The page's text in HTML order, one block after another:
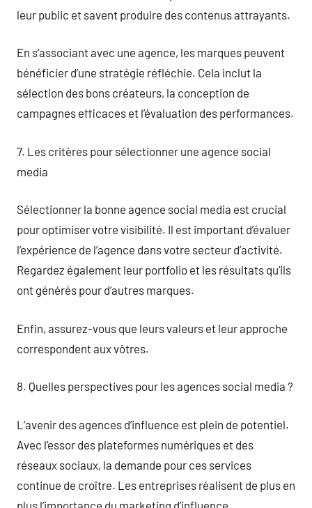
leur public et savent produire des contenus attrayants.
En s’associant avec une agence, les marques peuvent
bénéficier d’une stratégie réfléchie. Cela inclut la
sélection des bons créateurs, la conception de
campagnes efficaces et l’évaluation des performances.
7. Les critères pour sélectionner une agence social
media
Sélectionner la bonne agence social media est crucial
pour optimiser votre visibilité. Il est important d’évaluer
l’expérience de l’agence dans votre secteur d’activité.
Regardez également leur portfolio et les résultats qu’ils
ont générés pour d’autres marques.
Enfin, assurez-vous que leurs valeurs et leur approche
correspondent aux vôtres.
8. Quelles perspectives pour les agences social media ?
L’avenir des agences d’influence est plein de potentiel.
Avec l’essor des plateformes numériques et des
réseaux sociaux, la demande pour ces services
continue de croître. Les entreprises réalisent de plus en
plus l’importance du marketing d’influence.